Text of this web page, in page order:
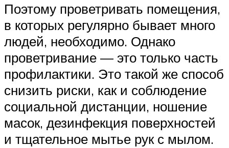
Поэтому проветривать помещения,
в которых регулярно бывает много
людей, необходимо. Однако
проветривание — это только часть
профилактики. Это такой же способ
снизить риски, как и соблюдение
социальной дистанции, ношение
масок, дезинфекция поверхностей
и тщательное мытье рук с мылом.